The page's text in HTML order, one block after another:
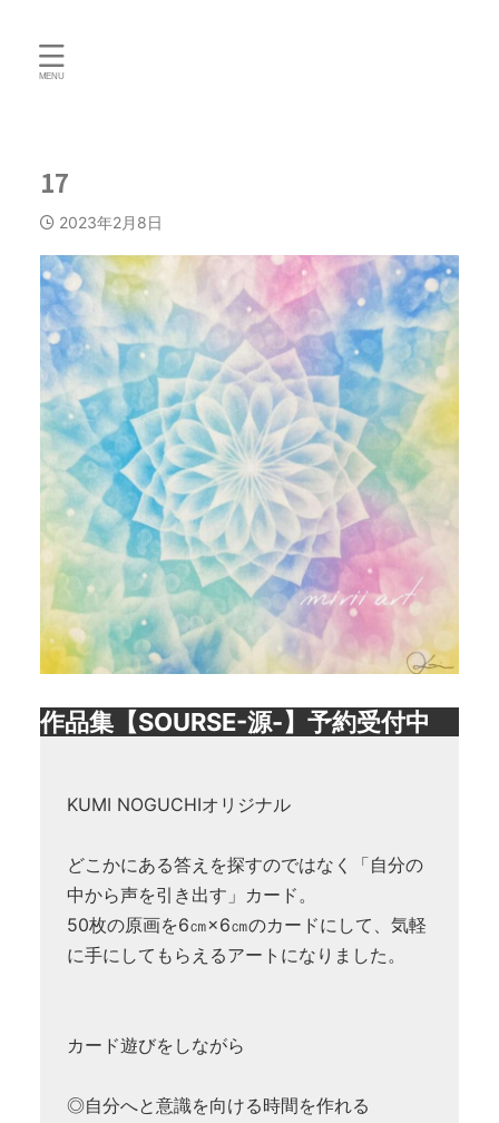
17
2023年2月8日
作品集【SOURSE-源-】予約受付中
KUMI NOGUCHIオリジナル
どこかにある答えを探すのではなく「自分の
中から声を引き出す」カード。
50枚の原画を6㎝×6㎝のカードにして、気軽
に手にしてもらえるアートになりました。
カード遊びをしながら
◎自分へと意識を向ける時間を作れる